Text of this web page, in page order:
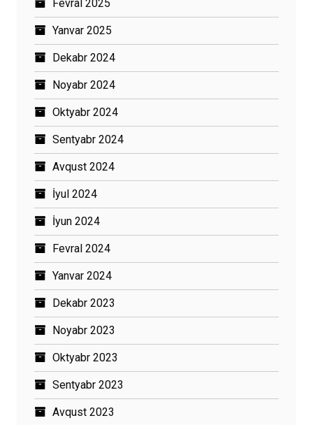
Fevral 2025
Yanvar 2025
Dekabr 2024
Noyabr 2024
Oktyabr 2024
Sentyabr 2024
Avqust 2024
İyul 2024
İyun 2024
Fevral 2024
Yanvar 2024
Dekabr 2023
Noyabr 2023
Oktyabr 2023
Sentyabr 2023
Avqust 2023